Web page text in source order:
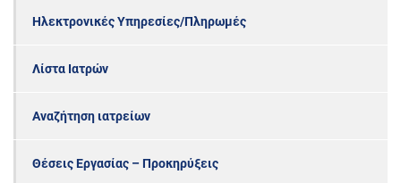
Ηλεκτρονικές Υπηρεσίες/Πληρωμές
Λίστα Ιατρών
Αναζήτηση ιατρείων
Θέσεις Εργασίας – Προκηρύξεις